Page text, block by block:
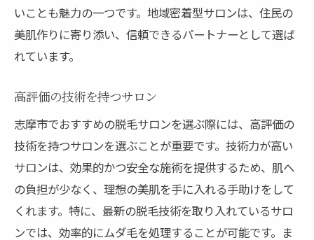
いことも魅力の一つです。地域密着型サロンは、住民の
美肌作りに寄り添い、信頼できるパートナーとして選ば
れています。
高評価の技術を持つサロン
志摩市でおすすめの脱毛サロンを選ぶ際には、高評価の
技術を持つサロンを選ぶことが重要です。技術力が高い
サロンは、効果的かつ安全な施術を提供するため、肌へ
の負担が少なく、理想の美肌を手に入れる手助けをして
くれます。特に、最新の脱毛技術を取り入れているサロ
ンでは、効率的にムダ毛を処理することが可能です。ま